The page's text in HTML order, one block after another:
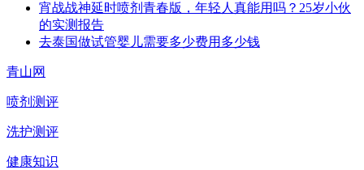
宵战战神延时喷剂青春版，年轻人真能用吗？25岁小伙
的实测报告
去泰国做试管婴儿需要多少费用多少钱
青山网
喷剂测评
洗护测评
健康知识